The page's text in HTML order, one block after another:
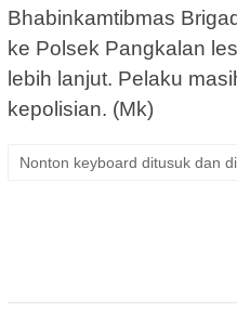
Bhabinkamtibmas
ke Polsek Pangkalan
lebih lanjut. Pelaku
kepolisian. (Mk)
Nonton keyboard ditusuk dan